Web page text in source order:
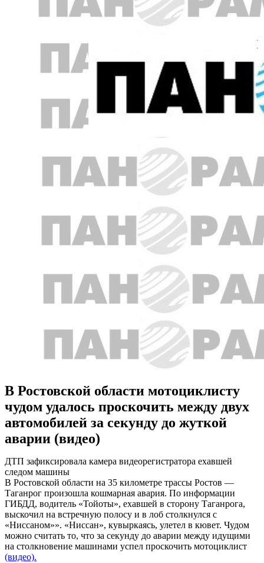
В Ростовской области мотоциклисту
чудом удалось проскочить между двух
автомобилей за секунду до жуткой
аварии (видео)
ДТП зафиксировала камера видеорегистратора ехавшей
следом машины
В Ростовской области на 35 километре трассы Ростов —
Таганрог произошла кошмарная авария. По информации
ГИБДД, водитель «Тойоты», ехавшей в сторону Таганрога,
выскочил на встречную полосу и в лоб столкнулся с
«Ниссаном»». «Ниссан», кувыркаясь, улетел в кювет. Чудом
можно считать то, что за секунду до аварии между идущими
на столкновение машинами успел проскочить мотоциклист
(видео).